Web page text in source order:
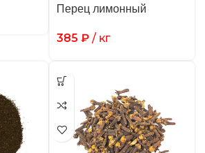
Перец лимонный
385 ₽ / кг